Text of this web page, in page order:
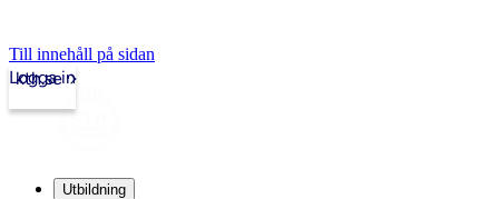
Till innehåll på sidan
kth.se
Logga in
Utbildning